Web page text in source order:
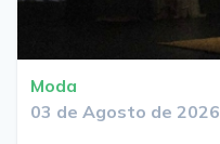
Moda
03 de Agosto de 2026